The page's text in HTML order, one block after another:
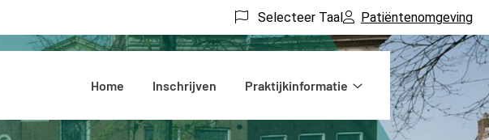
Selecteer Taal Patiëntenomgeving
Home Inschrijven
Praktijkinformatie
Praktijkinformatie
submenu